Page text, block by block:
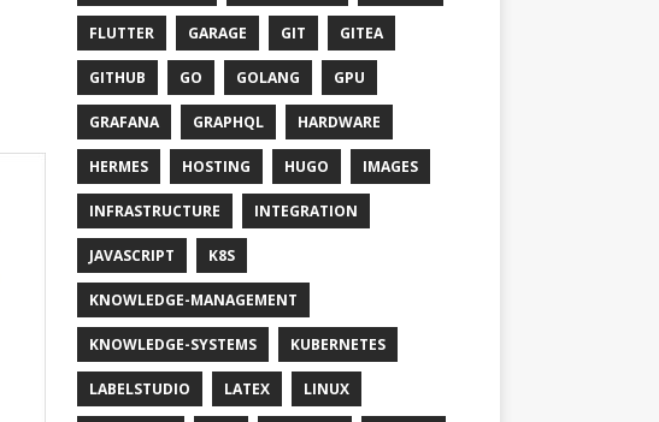
FLUTTER GARAGE GIT GITEA
GITHUB GO GOLANG GPU
GRAFANA GRAPHQL HARDWARE
HERMES HOSTING HUGO IMAGES
INFRASTRUCTURE INTEGRATION
JAVASCRIPT K8S
KNOWLEDGE-MANAGEMENT
KNOWLEDGE-SYSTEMS KUBERNETES
LABELSTUDIO LATEX LINUX